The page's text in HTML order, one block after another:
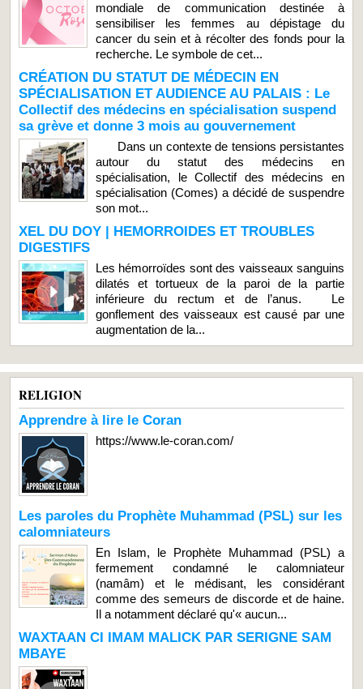
mondiale de communication destinée à
sensibiliser les femmes au dépistage du
cancer du sein et à récolter des fonds pour la
recherche. Le symbole de cet...
CRÉATION DU STATUT DE MÉDECIN EN
SPÉCIALISATION ET AUDIENCE AU PALAIS : Le
Collectif des médecins en spécialisation suspend
sa grève et donne 3 mois au gouvernement
Dans un contexte de tensions persistantes
autour du statut des médecins en
spécialisation, le Collectif des médecins en
spécialisation (Comes) a décidé de suspendre
son mot...
XEL DU DOY | HEMORROIDES ET TROUBLES
DIGESTIFS
Les hémorroïdes sont des vaisseaux sanguins
dilatés et tortueux de la paroi de la partie
inférieure du rectum et de l’anus. Le
gonflement des vaisseaux est causé par une
augmentation de la...
RELIGION
Apprendre à lire le Coran
https://www.le-coran.com/
Les paroles du Prophète Muhammad (PSL) sur les
calomniateurs
En Islam, le Prophète Muhammad (PSL) a
fermement condamné le calomniateur
(namâm) et le médisant, les considérant
comme des semeurs de discorde et de haine.
Il a notamment déclaré qu'« aucun...
WAXTAAN CI IMAM MALICK PAR SERIGNE SAM
MBAYE